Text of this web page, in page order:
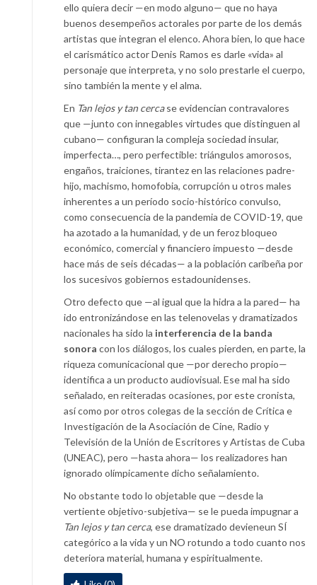
ello quiera decir —en modo alguno— que no haya
buenos desempeños actorales por parte de los demás
artistas que integran el elenco. Ahora bien, lo que hace
el carismático actor Denis Ramos es darle «vida» al
personaje que interpreta, y no solo prestarle el cuerpo,
sino también la mente y el alma.
En Tan lejos y tan cercase evidencian contravalores
que —junto con innegables virtudes que distinguen al
cubano— configuran la compleja sociedad insular,
imperfecta…, pero perfectible: triángulos amorosos,
engaños, traiciones, tirantez en las relaciones padre-
hijo, machismo, homofobia, corrupción u otros males
inherentes a un período socio-histórico convulso,
como consecuencia de la pandemia de COVID-19, que
ha azotado a la humanidad, y de un feroz bloqueo
económico, comercial y financiero impuesto —desde
hace más de seis décadas— a la población caribeña por
los sucesivos gobiernos estadounidenses.
Otro defecto que —al igual que la hidra a la pared— ha
ido entronizándose en las telenovelas y dramatizados
nacionales ha sido la interferencia de la banda
sonora con los diálogos, los cuales pierden, en parte, la
riqueza comunicacional que —por derecho propio—
identifica a un producto audiovisual. Ese mal ha sido
señalado, en reiteradas ocasiones, por este cronista,
así como por otros colegas de la sección de Crítica e
Investigación de la Asociación de Cine, Radio y
Televisión de la Unión de Escritores y Artistas de Cuba
(UNEAC), pero —hasta ahora— los realizadores han
ignorado olímpicamente dicho señalamiento.
No obstante todo lo objetable que —desde la
vertiente objetivo-subjetiva— se le pueda impugnar a
Tan lejos y tan cerca, ese dramatizado devieneun SÍ
categórico a la vida y un NO rotundo a todo cuanto nos
deteriora material, humana y espiritualmente.